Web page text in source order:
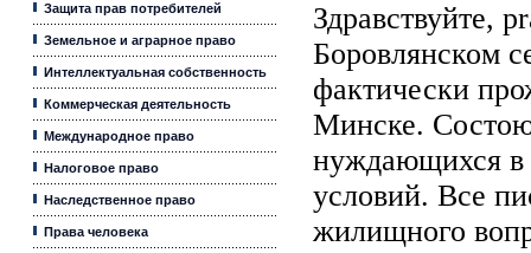
Защита прав потребителей
Земельное и аграрное право
Интеллектуальная собственность
Коммерческая деятельность
Международное право
Налоговое право
Наследственное право
Права человека
Здравствуйте,
Боровлянском
фактически
Минске.
нуждающихся
условий. Все
жилищного